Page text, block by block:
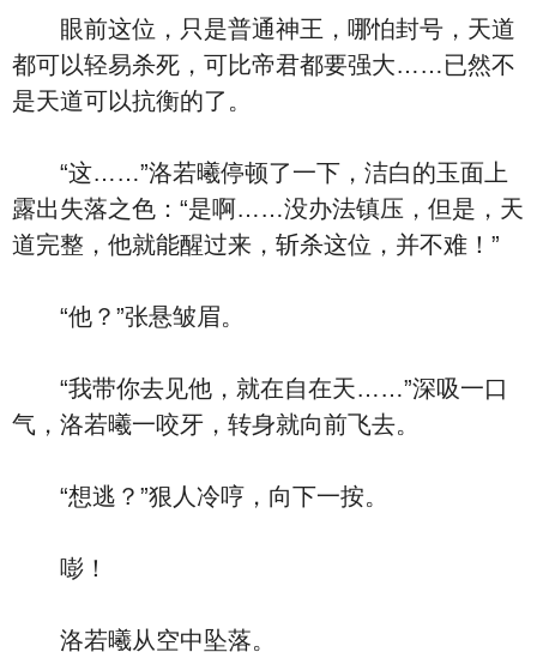
眼前这位，只是普通神王，哪怕封号，天道
都可以轻易杀死，可比帝君都要强大……已然不
是天道可以抗衡的了。
“这……”洛若曦停顿了一下，洁白的玉面上
露出失落之色：“是啊……没办法镇压，但是，天
道完整，他就能醒过来，斩杀这位，并不难！”
“他？”张悬皱眉。
“我带你去见他，就在自在天……”深吸一口
气，洛若曦一咬牙，转身就向前飞去。
“想逃？”狠人冷哼，向下一按。
嘭！
洛若曦从空中坠落。